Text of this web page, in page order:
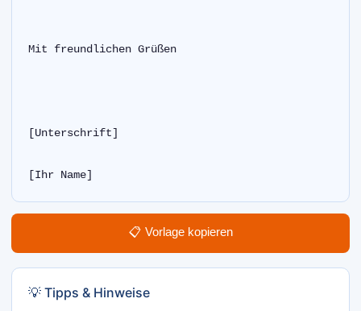
Mit freundlichen Grüßen
[Unterschrift]
[Ihr Name]
📋 Vorlage kopieren
💡 Tipps & Hinweise